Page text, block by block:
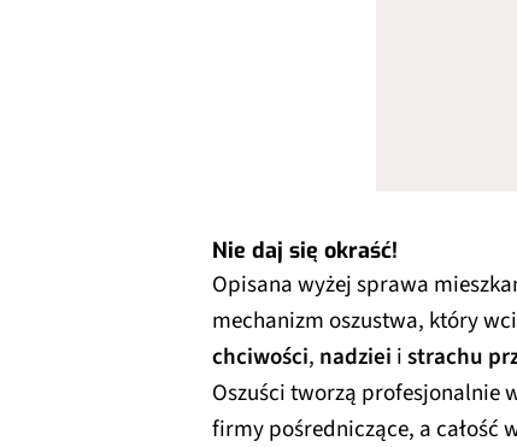
Nie daj się okraść!
Opisana wyżej sprawa
mechanizm oszustwa, który
chciwości, nadziei istrachu
Oszuści tworzą profesjonalnie
firmy pośredniczące, a całość